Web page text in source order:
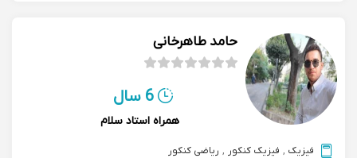
حامد طاهرخانی
6 سال
همراه استاد سلام
فیزیک , فیزیک کنکور , ریاضی کنکور